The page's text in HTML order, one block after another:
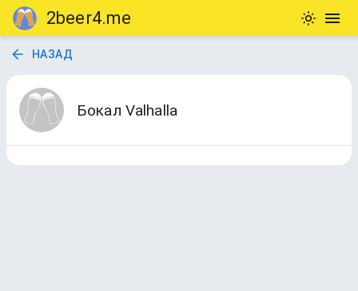
2beer4.me
НАЗАД
Бокал Valhalla